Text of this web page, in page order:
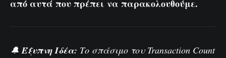
από αυτά που πρέπει να παρακολουθούμε.
🔔Έξυπνη Ιδέα: Το σπάσιμο του Transaction Count